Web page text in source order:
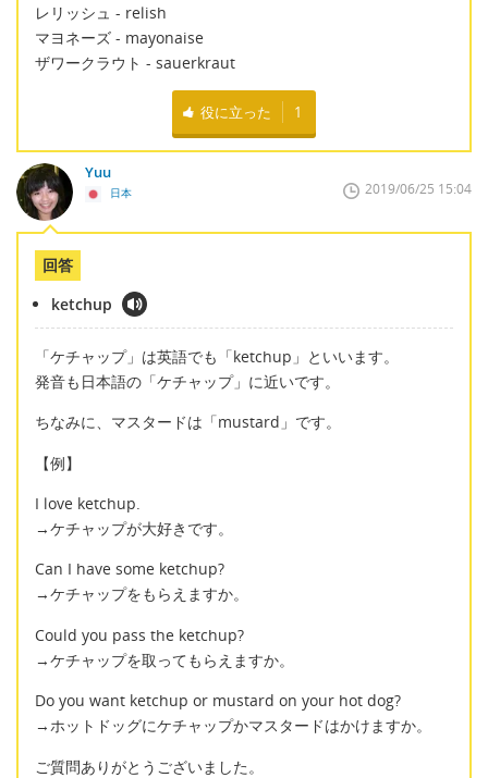
レリッシュ - relish
マヨネーズ - mayonaise
ザワークラウト - sauerkraut
役に立った 1
Yuu
日本 2019/06/25 15:04
回答
ketchup
「ケチャップ」は英語でも「ketchup」といいます。
発音も日本語の「ケチャップ」に近いです。
ちなみに、マスタードは「mustard」です。
【例】
I love ketchup.
→ケチャップが大好きです。
Can I have some ketchup?
→ケチャップをもらえますか。
Could you pass the ketchup?
→ケチャップを取ってもらえますか。
Do you want ketchup or mustard on your hot dog?
→ホットドッグにケチャップかマスタードはかけますか。
ご質問ありがとうございました。